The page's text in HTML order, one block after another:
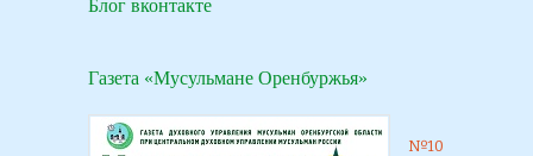
Блог вконтакте
Газета «Мусульмане Оренбуржья»
№10